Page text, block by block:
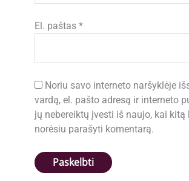
El. paštas*
Noriu savo interneto naršyklėje
vardą, el. pašto adresą ir interneto
jų nebereiktų įvesti iš naujo, kai kitą
norėsiu parašyti komentarą.